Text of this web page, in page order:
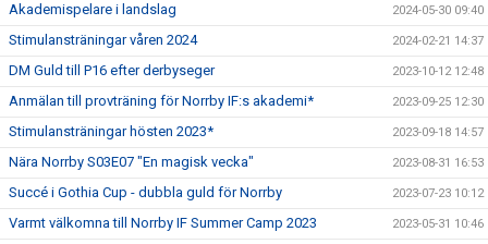
Akademispelare i landslag 2024-05-30 09:40
Stimulansträningar våren 2024 2024-02-21 14:37
DM Guld till P16 efter derbyseger 2023-10-12 12:48
Anmälan till provträning för Norrby IF:s akademi* 2023-09-25 12:30
Stimulansträningar hösten 2023* 2023-09-18 14:57
Nära Norrby S03E07 "En magisk vecka" 2023-08-31 16:53
Succé i Gothia Cup - dubbla guld för Norrby 2023-07-23 10:12
Varmt välkomna till Norrby IF Summer Camp 2023 2023-05-31 10:46